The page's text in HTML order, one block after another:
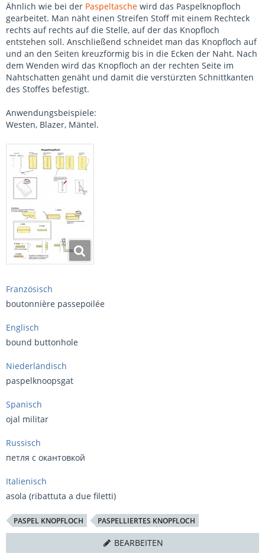
Ähnlich wie bei der Paspeltasche wird das Paspelknopfloch
gearbeitet. Man näht einen Streifen Stoff mit einem Rechteck
rechts auf rechts auf die Stelle, auf der das Knopfloch
entstehen soll. Anschließend schneidet man das Knopfloch auf
und an den Seiten kreuzförmig bis in die Ecken der Naht. Nach
dem Wenden wird das Knopfloch an der rechten Seite im
Nahtschatten genäht und damit die verstürzten Schnittkanten
des Stoffes befestigt.
Anwendungsbeispiele:
Westen, Blazer, Mäntel.
Französisch
boutonnière passepoilée
Englisch
bound buttonhole
Niederländisch
paspelknoopsgat
Spanisch
ojal militar
Russisch
петля с окантовкой
Italienisch
asola (ribattuta a due filetti)
PASPEL KNOPFLOCH PASPELLIERTES KNOPFLOCH
BEARBEITEN